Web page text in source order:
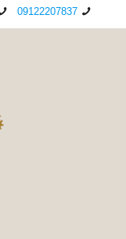
09122207837